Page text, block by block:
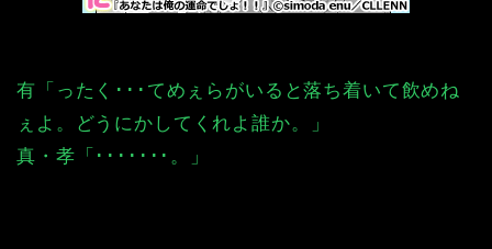
有「ったく･･･てめぇらがいると落ち着いて飲めね
ぇよ。どうにかしてくれよ誰か。」
真・孝「･･･････。」